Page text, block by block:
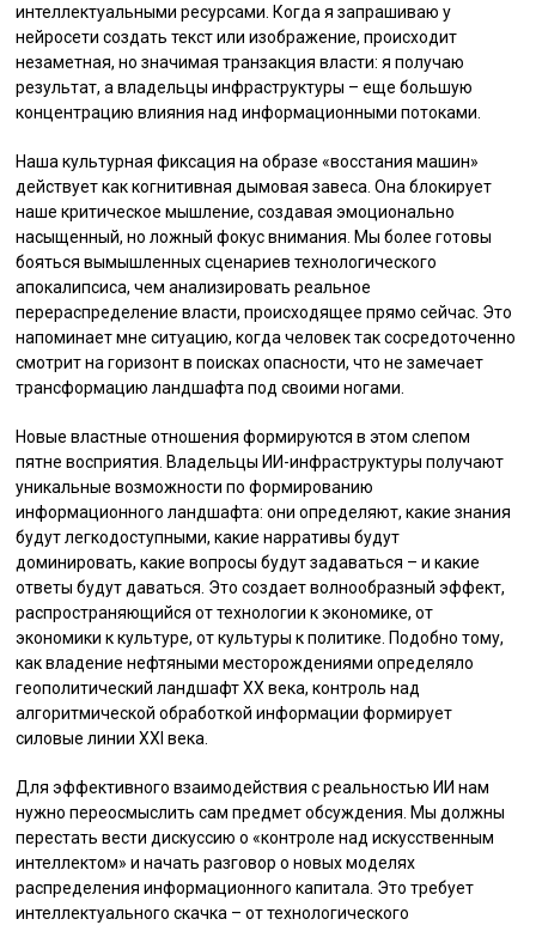
интеллектуальными ресурсами. Когда я запрашиваю у
нейросети создать текст или изображение, происходит
незаметная, но значимая транзакция власти: я получаю
результат, а владельцы инфраструктуры – еще большую
концентрацию влияния над информационными потоками.
Наша культурная фиксация на образе «восстания машин»
действует как когнитивная дымовая завеса. Она блокирует
наше критическое мышление, создавая эмоционально
насыщенный, но ложный фокус внимания. Мы более готовы
бояться вымышленных сценариев технологического
апокалипсиса, чем анализировать реальное
перераспределение власти, происходящее прямо сейчас. Это
напоминает мне ситуацию, когда человек так сосредоточенно
смотрит на горизонт в поисках опасности, что не замечает
трансформацию ландшафта под своими ногами.
Новые властные отношения формируются в этом слепом
пятне восприятия. Владельцы ИИ-инфраструктуры получают
уникальные возможности по формированию
информационного ландшафта: они определяют, какие знания
будут легкодоступными, какие нарративы будут
доминировать, какие вопросы будут задаваться – и какие
ответы будут даваться. Это создает волнообразный эффект,
распространяющийся от технологии к экономике, от
экономики к культуре, от культуры к политике. Подобно тому,
как владение нефтяными месторождениями определяло
геополитический ландшафт XX века, контроль над
алгоритмической обработкой информации формирует
силовые линии XXI века.
Для эффективного взаимодействия с реальностью ИИ нам
нужно переосмыслить сам предмет обсуждения. Мы должны
перестать вести дискуссию о «контроле над искусственным
интеллектом» и начать разговор о новых моделях
распределения информационного капитала. Это требует
интеллектуального скачка – от технологического